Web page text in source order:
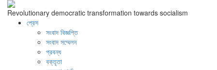
Revolutionary democratic transformation towards socialism
প্রেস
সংবাদ বিজ্ঞপ্তি
সংবাদ সম্মেলন
প্রবন্ধ
বক্তৃতা